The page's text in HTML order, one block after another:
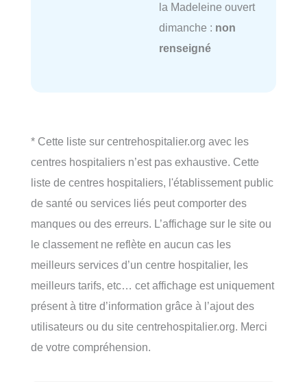
la Madeleine ouvert
dimanche : non
renseigné
* Cette liste sur centrehospitalier.org avec les
centres hospitaliers n’est pas exhaustive. Cette
liste de centres hospitaliers, l'établissement public
de santé ou services liés peut comporter des
manques ou des erreurs. L’affichage sur le site ou
le classement ne reflète en aucun cas les
meilleurs services d’un centre hospitalier, les
meilleurs tarifs, etc… cet affichage est uniquement
présent à titre d’information grâce à l’ajout des
utilisateurs ou du site centrehospitalier.org. Merci
de votre compréhension.